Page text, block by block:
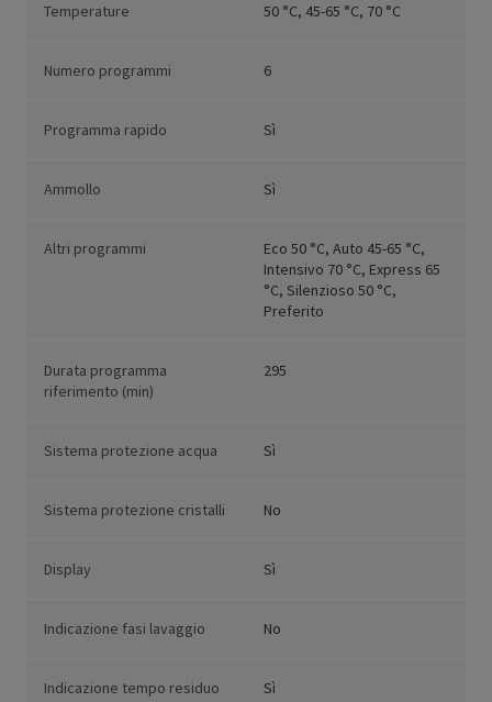
Temperature 50 °C, 45-65 °C, 70 °C
Numero programmi 6
Programma rapido Sì
Ammollo Sì
Altri programmi
Eco 50 °C, Auto 45-65 °C,
Intensivo 70 °C, Express 65
°C, Silenzioso 50 °C,
Preferito
Durata programma
riferimento (min)
295
Sistema protezione acqua Sì
Sistema protezione cristalli No
Display Sì
Indicazione fasi lavaggio No
Indicazione tempo residuo Sì